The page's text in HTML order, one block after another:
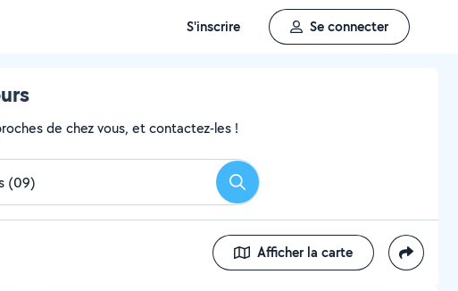
S'inscrire Se connecter
de chez vous, et contactez-les !
Rechercher
Afficher la carte